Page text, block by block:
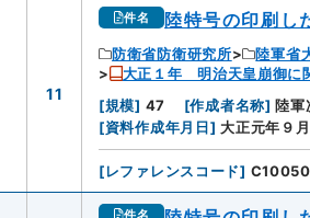
11
件名 陸特号の印刷し
防衛省防衛研究所 陸軍省
大正１年 明治天皇崩御に
[規模] 47 [作成者名称] 陸軍
[資料作成年月日] 大正元年９
[レファレンスコード]
件名